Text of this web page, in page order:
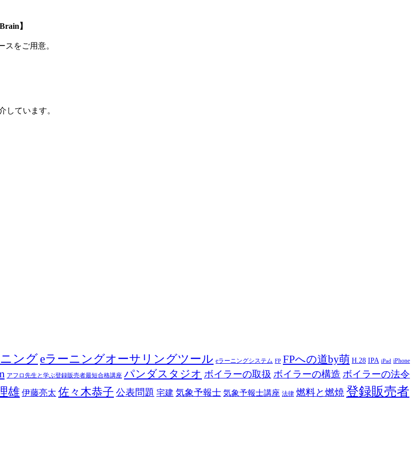
】
スをご用意。
しています。
ング eラーニングオーサリングツール eラーニングシステム FP FPへの道by萌 H.28 IPA iPad iPhone
アフロ先生と学ぶ登録販売者最短合格講座 パンダスタジオ ボイラーの取扱 ボイラーの構造 ボイラーの法令
雄伊藤亮太 佐々木恭子 公表問題 宅建 気象予報士 気象予報士講座 法律 燃料と燃焼 登録販売者